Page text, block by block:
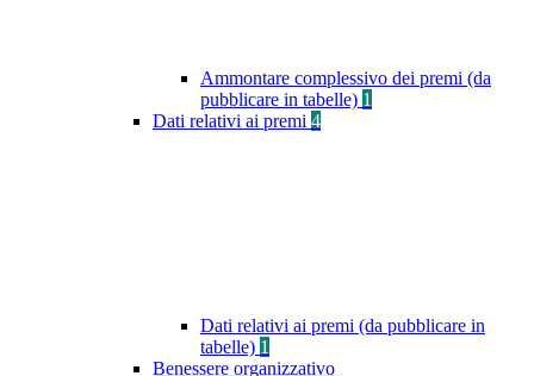
Ammontare complessivo dei premi (da
pubblicare in tabelle) 1
Dati relativi ai premi 4
Dati relativi ai premi (da pubblicare in
tabelle) 1
Benessere organizzativo